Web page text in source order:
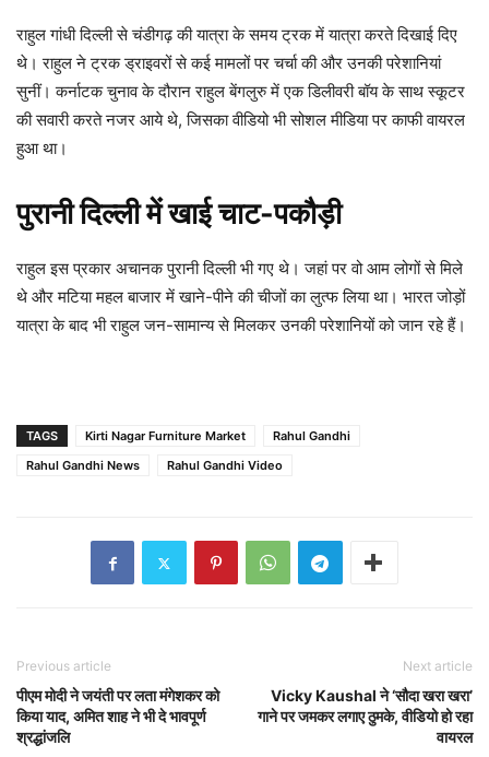
राहुल गांधी दिल्ली से चंडीगढ़ की यात्रा के समय ट्रक में यात्रा करते दिखाई दिए
थे। राहुल ने ट्रक ड्राइवरों से कई मामलों पर चर्चा की और उनकी परेशानियां
सुनीं। कर्नाटक चुनाव के दौरान राहुल बेंगलुरु में एक डिलीवरी बॉय के साथ स्कूटर
की सवारी करते नजर आये थे, जिसका वीडियो भी सोशल मीडिया पर काफी वायरल
हुआ था।
पुरानी दिल्ली में खाई चाट-पकौड़ी
राहुल इस प्रकार अचानक पुरानी दिल्ली भी गए थे। जहां पर वो आम लोगों से मिले
थे और मटिया महल बाजार में खाने-पीने की चीजों का लुत्फ लिया था। भारत जोड़ों
यात्रा के बाद भी राहुल जन-सामान्य से मिलकर उनकी परेशानियों को जान रहे हैं।
TAGS Kirti Nagar Furniture Market
Rahul Gandhi
Rahul Gandhi News
Rahul Gandhi Video
Previous article
पीएम मोदी ने जयंती पर लता मंगेशकर को
किया याद, अमित शाह ने भी दे भावपूर्ण
श्रद्धांजलि
Next article
Vicky Kaushal ने ‘सौदा खरा खरा’
गाने पर जमकर लगाए ठुमके, वीडियो हो रहा
वायरल